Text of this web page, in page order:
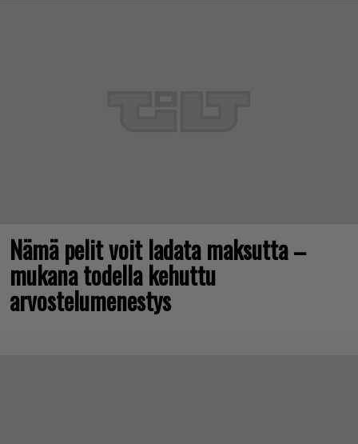
Nämä pelit voit ladata maksutta –
mukana todella kehuttu
arvostelumenestys